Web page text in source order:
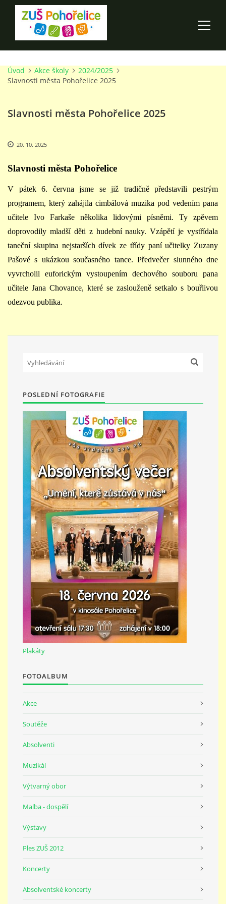
ÚVOD
O ŠKOLE
PRO RODIČE
STUDIJNÍ OBORY
GALERIE
KURZY
KONTAKTY
PŘÍMĚSTSKÝ TÁBOR
MISS VÝTVARNÝ MODEL
ZAMĚSTNÁNÍ
DOTACE
ZUŠ Pohořelice
Úvod Akce školy
2024/2025
Slavnosti města Pohořelice 2025
Slavnosti města Pohořelice 2025
20. 10. 2025
Slavnosti města Pohořelice
V pátek 6. června jsme se již tradičně představili pestrým
programem, který zahájila cimbálová muzika pod vedením pana
učitele Ivo Farkaše několika lidovými písněmi. Ty zpěvem
doprovodily mladší děti z hudební nauky. Vzápětí je vystřídala
taneční skupina nejstarších dívek ze třídy paní učitelky Zuzany
Pašové s ukázkou současného tance. Předvečer slunného dne
vyvrcholil euforickým vystoupením dechového souboru pana
učitele Jana Chovance, které se zaslouženě setkalo s bouřlivou
odezvou publika.
POSLEDNÍ FOTOGRAFIE
Plakáty
FOTOALBUM
Akce
Soutěže
Absolventi
Muzikál
Výtvarný obor
Malba - dospělí
Výstavy
Ples ZUŠ 2012
Koncerty
Absolventské koncerty